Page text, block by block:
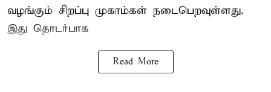
வழங்கும் சிறப்பு முகாம்கள் நடைபெறவுள்ளது.
இது தொடர்பாக
Read More